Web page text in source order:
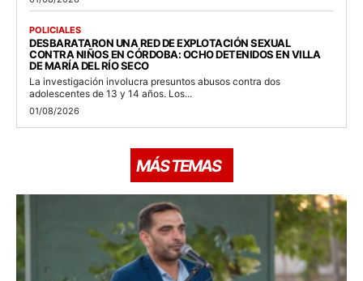
POLICIALES
DESBARATARON UNA RED DE EXPLOTACIÓN SEXUAL
CONTRA NIÑOS EN CÓRDOBA: OCHO DETENIDOS EN VILLA
DE MARÍA DEL RÍO SECO
La investigación involucra presuntos abusos contra dos
adolescentes de 13 y 14 años. Los...
01/08/2026
MÁS TEMAS